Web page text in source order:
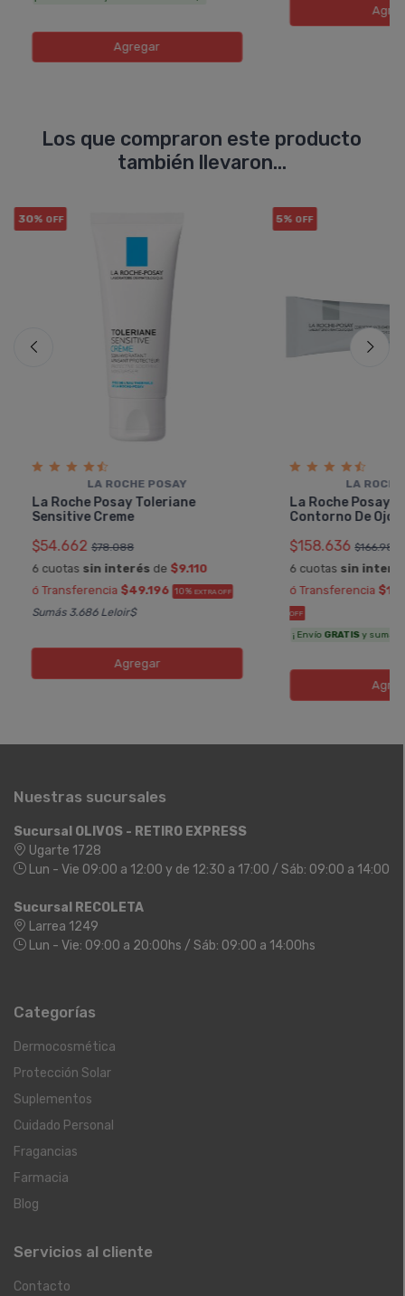
Agregar
Los que compraron este producto
también llevaron...
30% OFF
LA ROCHE POSAY
La Roche Posay Toleriane
Sensitive Creme
$54.662 $78.088
6 cuotas sin interésde $9.110
ó Transferencia $49.196 10% EXTRA OFF
Sumás 3.686 Leloir$
Agregar
5% OFF
LA
La Roche Posay
Contorno De Ojos
$158.636 $166.985
6 cuotas sin
ó Transferencia
OFF
¡ Envío GRATISy sumás
Nuestras sucursales
Sucursal OLIVOS - RETIRO EXPRESS
Ugarte 1728
Lun - Vie 09:00 a 12:00 y de 12:30 a 17:00 / Sáb: 09:00 a 14:00
Sucursal RECOLETA
Larrea 1249
Lun - Vie: 09:00 a 20:00hs / Sáb: 09:00 a 14:00hs
Categorías
Dermocosmética
Protección Solar
Suplementos
Cuidado Personal
Fragancias
Farmacia
Blog
Servicios al cliente
Contacto